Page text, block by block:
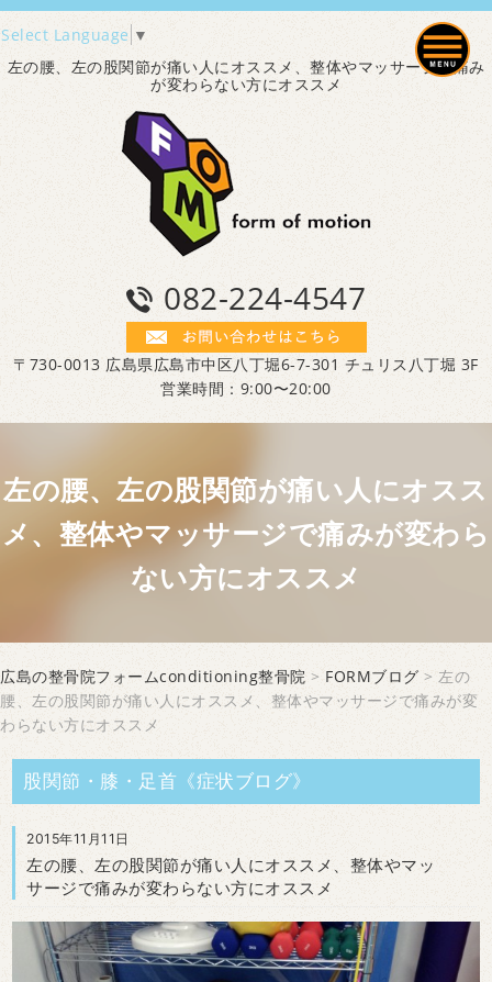
Select Language ▼
左の腰、左の股関節が痛い人にオススメ、整体やマッサージで痛み
が変わらない方にオススメ
082-224-4547
〒730-0013 広島県広島市中区八丁堀6-7-301 チュリス八丁堀 3F
営業時間：9:00〜20:00
左の腰、左の股関節が痛い人にオスス
メ、整体やマッサージで痛みが変わら
ない方にオススメ
広島の整骨院フォームconditioning整骨院 > FORMブログ > 左の
腰、左の股関節が痛い人にオススメ、整体やマッサージで痛みが変
わらない方にオススメ
股関節・膝・足首《症状ブログ》
2015年11月11日
左の腰、左の股関節が痛い人にオススメ、整体やマッ
サージで痛みが変わらない方にオススメ